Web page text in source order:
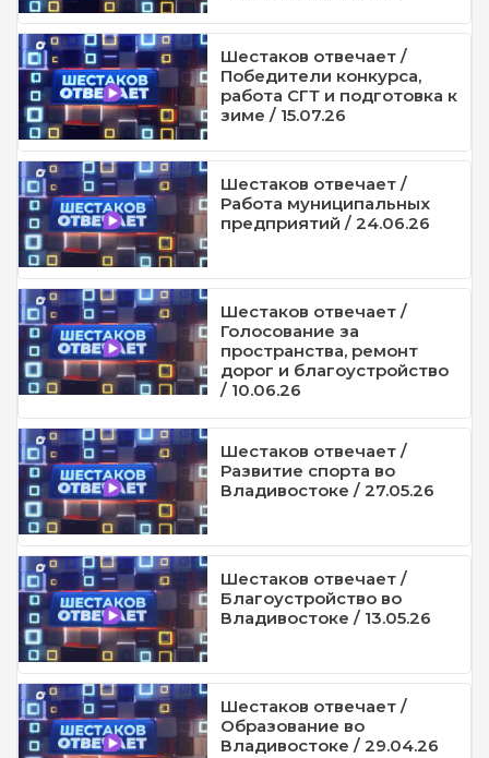
Шестаков отвечает /
Победители конкурса,
работа СГТ и подготовка к
зиме / 15.07.26
Шестаков отвечает /
Работа муниципальных
предприятий / 24.06.26
Шестаков отвечает /
Голосование за
пространства, ремонт
дорог и благоустройство
/ 10.06.26
Шестаков отвечает /
Развитие спорта во
Владивостоке / 27.05.26
Шестаков отвечает /
Благоустройство во
Владивостоке / 13.05.26
Шестаков отвечает /
Образование во
Владивостоке / 29.04.26